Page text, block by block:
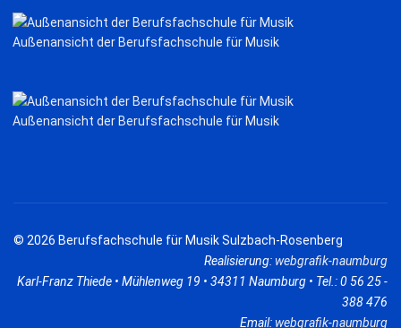
Außenansicht der Berufsfachschule für Musik
Außenansicht der Berufsfachschule für Musik
© 2026 Berufsfachschule für Musik Sulzbach-Rosenberg
Realisierung: webgrafik-naumburg
Karl-Franz Thiede • Mühlenweg 19 • 34311 Naumburg • Tel.: 0 56 25 -
388 476
Email: webgrafik-naumburg